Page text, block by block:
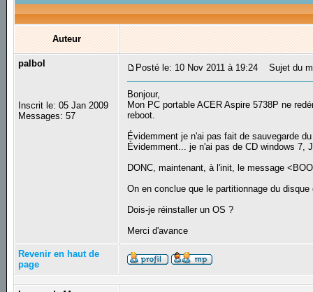
Auteur
palbol
Inscrit le: 05 Jan 2009
Messages: 57
Posté le: 10 Nov 2011 à 19:24 Sujet du
Bonjour,
Mon PC portable ACER Aspire 5738P ne
reboot.
Évidemment je n'ai pas fait de sauvegarde
Évidemment... je n'ai pas de CD windows 7,
DONC, maintenant, à l'init, le message
On en conclue que le partitionnage du
Dois-je réinstaller un OS ?
Merci d'avance
Revenir en haut de
page